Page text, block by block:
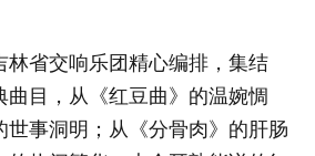
林省交响乐团精心编排，集结
曲目，从《红豆曲》的温婉惆
世事洞明；从《分骨肉》的肝肠